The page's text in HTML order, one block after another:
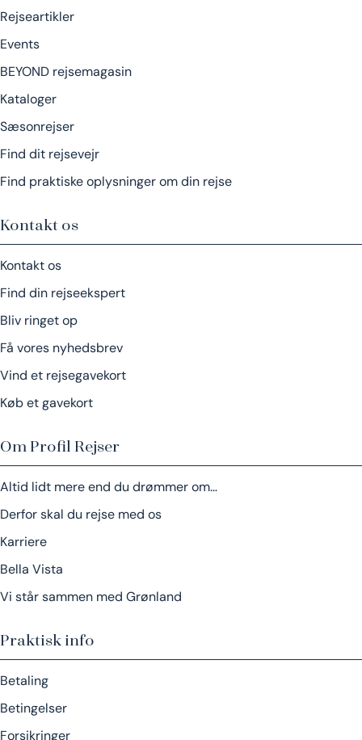
Rejseartikler
Events
BEYOND rejsemagasin
Kataloger
Sæsonrejser
Find dit rejsevejr
Find praktiske oplysninger om din rejse
Kontakt os
Kontakt os
Find din rejseekspert
Bliv ringet op
Få vores nyhedsbrev
Vind et rejsegavekort
Køb et gavekort
Om Profil Rejser
Altid lidt mere end du drømmer om…
Derfor skal du rejse med os
Karriere
Bella Vista
Vi står sammen med Grønland
Praktisk info
Betaling
Betingelser
Forsikringer